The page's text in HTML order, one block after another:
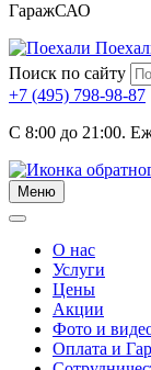
ГаражСАО
Поиск по сайту
+7 (495) 798-98-87
C 8:00 до 21:00.
Меню
Меню
О нас
Услуги
Цены
Акции
Фото и
Оплата и